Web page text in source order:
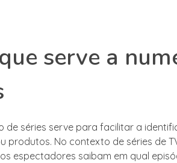
serve a
de séries serve para facilitar a
produtos. No contexto de séries de
espectadores saibam em qual